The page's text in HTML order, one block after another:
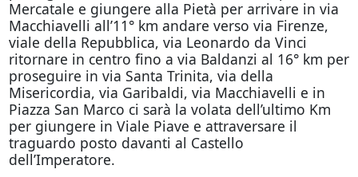
Mercatale e giungere alla Pietà per arrivare in via
Macchiavelli all’11° km andare verso via Firenze,
viale della Repubblica, via Leonardo da Vinci
ritornare in centro fino a via Baldanzi al 16° km per
proseguire in via Santa Trinita, via della
Misericordia, via Garibaldi, via Macchiavelli e in
Piazza San Marco ci sarà la volata dell’ultimo Km
per giungere in Viale Piave e attraversare il
traguardo posto davanti al Castello
dell’Imperatore.